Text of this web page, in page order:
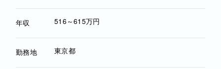
年収 516～615万円
勤務地 東京都